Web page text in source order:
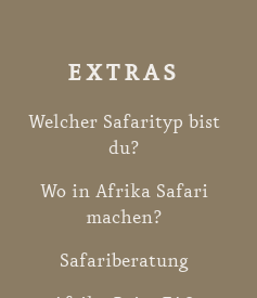
EXTRAS
Welcher Safarityp bist
du?
Wo in Afrika Safari
machen?
Safariberatung